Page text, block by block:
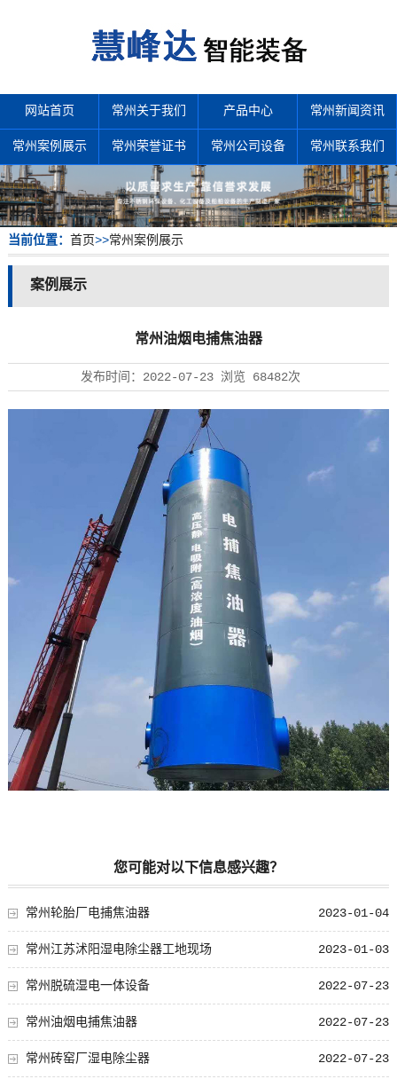
网站首页 常州关于我们 产品中心 常州新闻资讯
常州案例展示 常州荣誉证书 常州公司设备 常州联系我们
当前位置： 首页>>常州案例展示
案例展示
常州油烟电捕焦油器
发布时间： 2022-07-23浏览 68482次
您可能对以下信息感兴趣？
2023-01-04
常州轮胎厂电捕焦油器
2023-01-03
常州江苏沭阳湿电除尘器工地现场
2022-07-23
常州脱硫湿电一体设备
2022-07-23
常州油烟电捕焦油器
2022-07-23
常州砖窑厂湿电除尘器